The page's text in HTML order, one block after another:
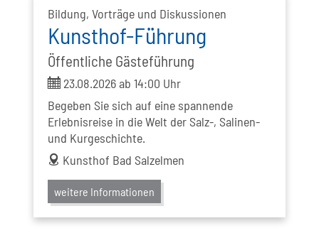
Bildung, Vorträge und Diskussionen
Kunsthof-Führung
Öffentliche Gästeführung
ticket
23.08.2026 ab 14:00 Uhr
Begeben Sie sich auf eine spannende
Erlebnisreise in die Welt der Salz-, Salinen-
und Kurgeschichte.
address
Kunsthof Bad Salzelmen
weitere Informationen